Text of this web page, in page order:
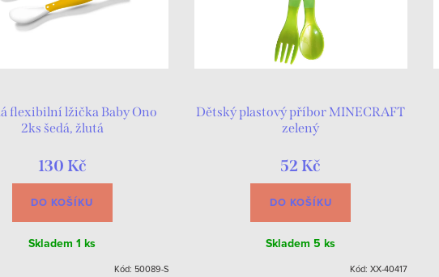
flexibilní lžička Baby Ono
2ks šedá, žlutá
130 Kč
DO KOŠÍKU
Skladem1 ks
Kód: 50089-S
Dětský plastový příbor MINECRAFT
zelený
52 Kč
DO KOŠÍKU
Skladem5 ks
Kód: XX-40417